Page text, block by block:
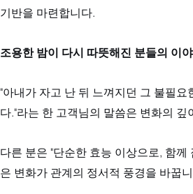
기반을 마련합니다.
조용한 밤이 다시 따뜻해진 분들의 이
"아내가 자고 난 뒤 느껴지던 그 불필
다."라는 한 고객님의 말씀은 변화의 깊
다른 분은 "단순한 효능 이상으로, 함
은 변화가 관계의 정서적 풍경을 바꿉